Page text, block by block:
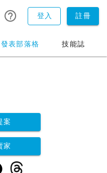
登入 註冊
發表部落格 技能誌
案
家